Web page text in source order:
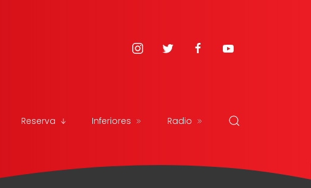
Reserva Inferiores Radio